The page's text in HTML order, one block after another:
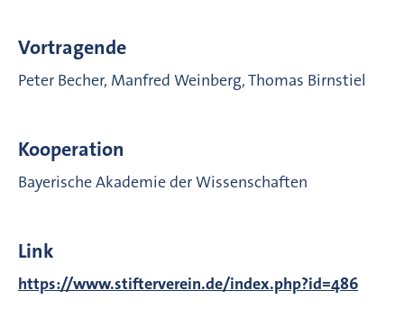
Vortragende
Peter Becher, Manfred Weinberg, Thomas Birnstiel
Kooperation
Bayerische Akademie der Wissenschaften
Link
https://www.stifterverein.de/index.php?id=486